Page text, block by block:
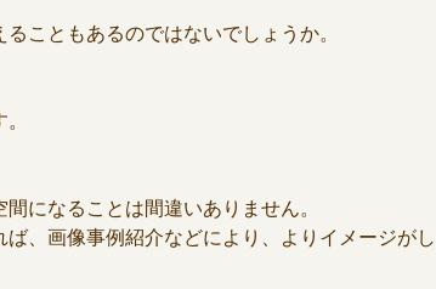
こともあるのではないでしょうか。
になることは間違いありません。
、画像事例紹介などにより、よりイメージがし